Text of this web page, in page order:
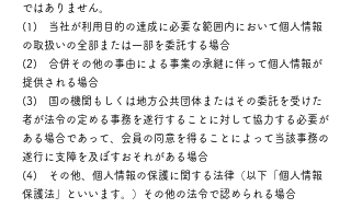
ではありません。
(1) 当社が利用目的の達成に必要な範囲内において個人情報
の取扱いの全部または一部を委託する場合
(2) 合併その他の事由による事業の承継に伴って個人情報が
提供される場合
(3) 国の機関もしくは地方公共団体またはその委託を受けた
者が法令の定める事務を遂行することに対して協力する必要が
ある場合であって、会員の同意を得ることによって当該事務の
遂行に支障を及ぼすおそれがある場合
(4) その他、個人情報の保護に関する法律（以下「個人情報
保護法」といいます。）その他の法令で認められる場合